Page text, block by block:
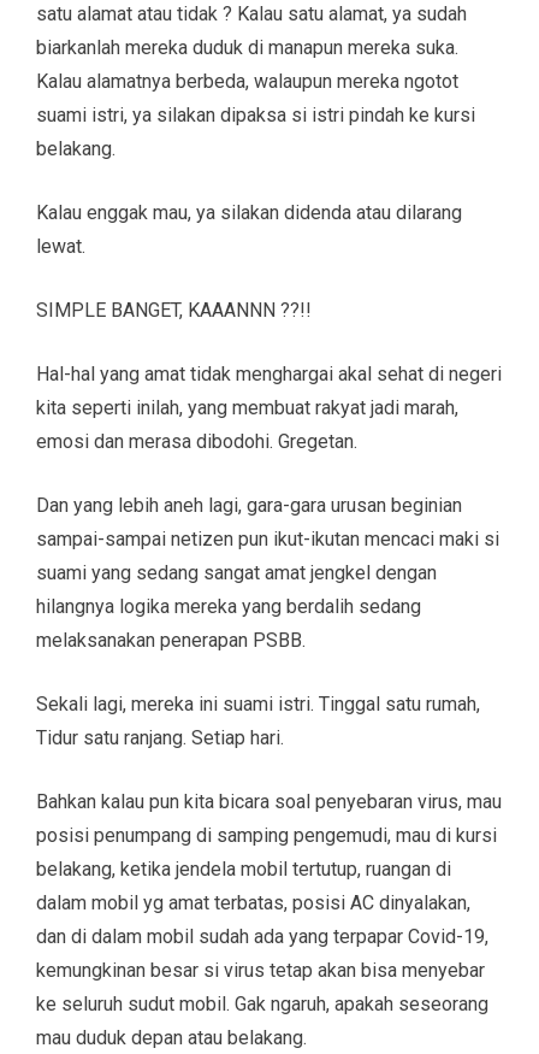
satu alamat atau tidak ? Kalau satu alamat, ya sudah
biarkanlah mereka duduk di manapun mereka suka.
Kalau alamatnya berbeda, walaupun mereka ngotot
suami istri, ya silakan dipaksa si istri pindah ke kursi
belakang.
Kalau enggak mau, ya silakan didenda atau dilarang
lewat.
SIMPLE BANGET, KAAANNN ??!!
Hal-hal yang amat tidak menghargai akal sehat di negeri
kita seperti inilah, yang membuat rakyat jadi marah,
emosi dan merasa dibodohi. Gregetan.
Dan yang lebih aneh lagi, gara-gara urusan beginian
sampai-sampai netizen pun ikut-ikutan mencaci maki si
suami yang sedang sangat amat jengkel dengan
hilangnya logika mereka yang berdalih sedang
melaksanakan penerapan PSBB.
Sekali lagi, mereka ini suami istri. Tinggal satu rumah,
Tidur satu ranjang. Setiap hari.
Bahkan kalau pun kita bicara soal penyebaran virus, mau
posisi penumpang di samping pengemudi, mau di kursi
belakang, ketika jendela mobil tertutup, ruangan di
dalam mobil yg amat terbatas, posisi AC dinyalakan,
dan di dalam mobil sudah ada yang terpapar Covid-19,
kemungkinan besar si virus tetap akan bisa menyebar
ke seluruh sudut mobil. Gak ngaruh, apakah seseorang
mau duduk depan atau belakang.